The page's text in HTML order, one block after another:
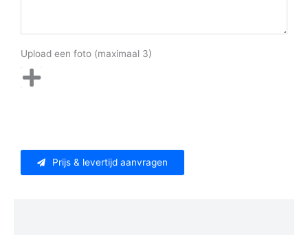
Upload een foto (maximaal 3)
Prijs & levertijd aanvragen